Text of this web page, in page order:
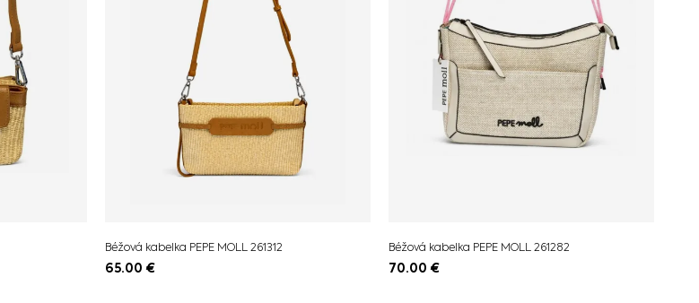
Béžová kabelka PEPE MOLL 261312
65.00 €
Béžová kabelka PEPE MOLL 261282
70.00 €